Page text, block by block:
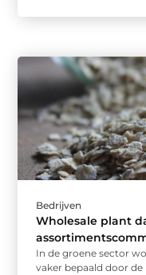
Bedrijven
Wholesale plant
In de groene sector
vaker bepaald door